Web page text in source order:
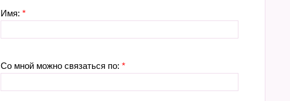
Имя:*
Со мной можно связаться по:*